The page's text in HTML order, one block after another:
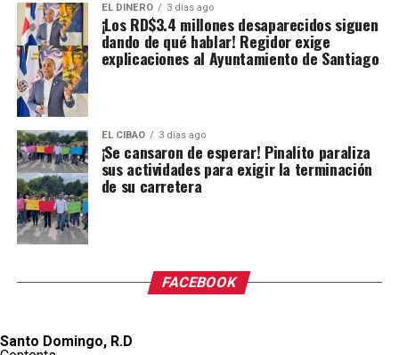
EL DINERO 3 días ago
¡Los RD$3.4 millones desaparecidos siguen
dando de qué hablar! Regidor exige
explicaciones al Ayuntamiento de Santiago
EL CIBAO 3 días ago
¡Se cansaron de esperar! Pinalito paraliza
sus actividades para exigir la terminación
de su carretera
FACEBOOK
Santo Domingo, R.D